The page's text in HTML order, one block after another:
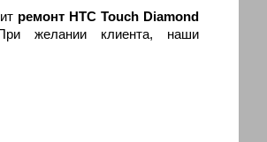
ремонт HTC Touch Diamond
желании клиента, наши